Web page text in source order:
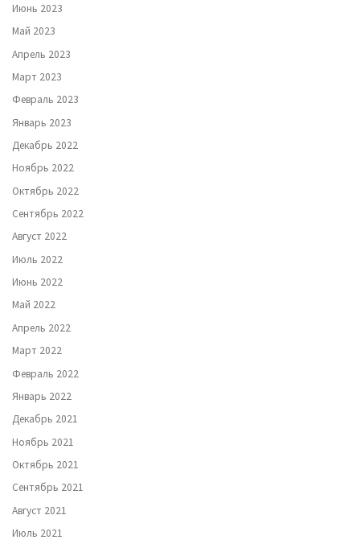
Июнь 2023
Май 2023
Апрель 2023
Март 2023
Февраль 2023
Январь 2023
Декабрь 2022
Ноябрь 2022
Октябрь 2022
Сентябрь 2022
Август 2022
Июль 2022
Июнь 2022
Май 2022
Апрель 2022
Март 2022
Февраль 2022
Январь 2022
Декабрь 2021
Ноябрь 2021
Октябрь 2021
Сентябрь 2021
Август 2021
Июль 2021